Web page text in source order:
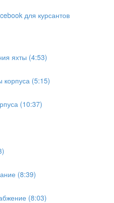
для курсантов
яхты (4:53)
(5:15)
(10:37)
(8:39)
(8:03)